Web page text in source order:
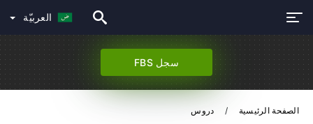
العربيّة
سجل FBS
الصفحة الرئيسية دروس